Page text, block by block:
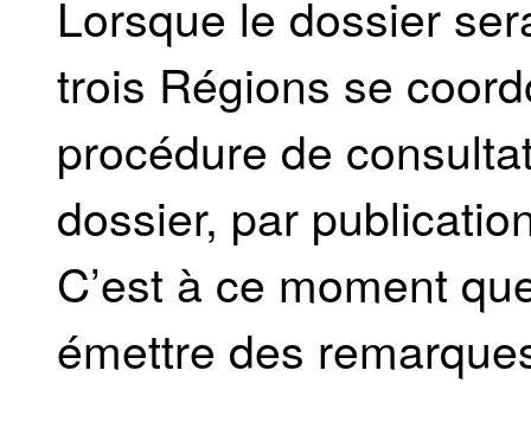
Lorsque le dossier
trois Régions se
procédure de
dossier, par
C’est à ce moment
émettre des